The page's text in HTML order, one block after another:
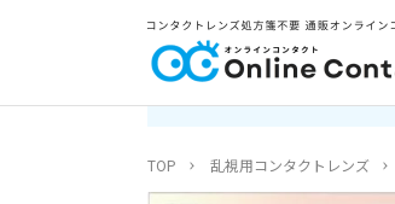
TOP 乱視用コンタクトレンズ